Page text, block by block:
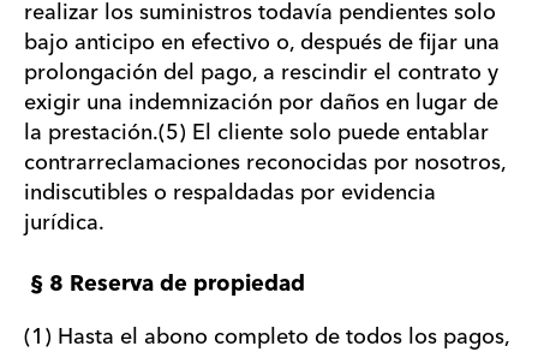
realizar los suministros todavía pendientes solo
bajo anticipo en efectivo o, después de fijar una
prolongación del pago, a rescindir el contrato y
exigir una indemnización por daños en lugar de
la prestación.(5) El cliente solo puede entablar
contrarreclamaciones reconocidas por nosotros,
indiscutibles o respaldadas por evidencia
jurídica.
§ 8 Reserva de propiedad
(1) Hasta el abono completo de todos los pagos,